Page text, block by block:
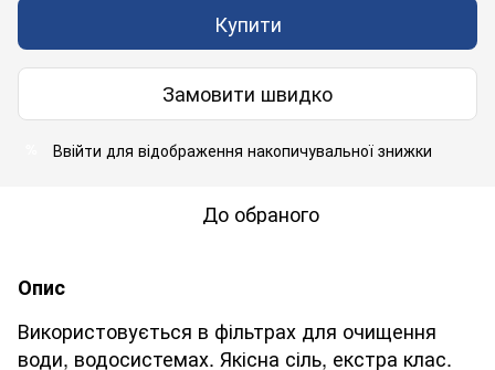
Купити
Замовити швидко
Ввійти для відображення накопичувальної знижки
До обраного
Опис
Використовується в фільтрах для очищення
води, водосистемах. Якісна сіль, екстра клас.